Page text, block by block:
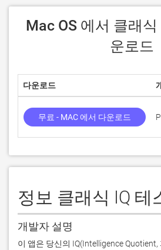
운로드
다운로드
무료 - MAC 에서 다운로드
정보 클래식 IQ 테
개발자 설명
이 앱은 당신의 IQ(Intelligence